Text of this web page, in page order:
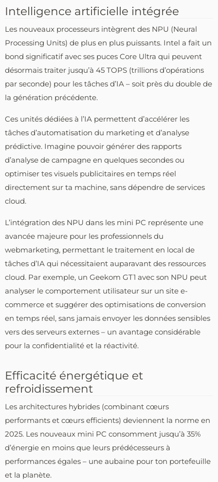
Intelligence artificielle intégrée
Les nouveaux processeurs intègrent des NPU (Neural
Processing Units) de plus en plus puissants. Intel a fait un
bond significatif avec ses puces Core Ultra qui peuvent
désormais traiter jusqu’à 45 TOPS (trillions d’opérations
par seconde) pour les tâches d’IA – soit près du double de
la génération précédente.
Ces unités dédiées à l’IA permettent d’accélérer les
tâches d’automatisation du marketing et d’analyse
prédictive. Imagine pouvoir générer des rapports
d’analyse de campagne en quelques secondes ou
optimiser tes visuels publicitaires en temps réel
directement sur ta machine, sans dépendre de services
cloud.
L’intégration des NPU dans les mini PC représente une
avancée majeure pour les professionnels du
webmarketing, permettant le traitement en local de
tâches d’IA qui nécessitaient auparavant des ressources
cloud. Par exemple, un Geekom GT1 avec son NPU peut
analyser le comportement utilisateur sur un site e-
commerce et suggérer des optimisations de conversion
en temps réel, sans jamais envoyer les données sensibles
vers des serveurs externes – un avantage considérable
pour la confidentialité et la réactivité.
Efficacité énergétique et
refroidissement
Les architectures hybrides (combinant cœurs
performants et cœurs efficients) deviennent la norme en
2025. Les nouveaux mini PC consomment jusqu’à 35%
d’énergie en moins que leurs prédécesseurs à
performances égales – une aubaine pour ton portefeuille
et la planète.